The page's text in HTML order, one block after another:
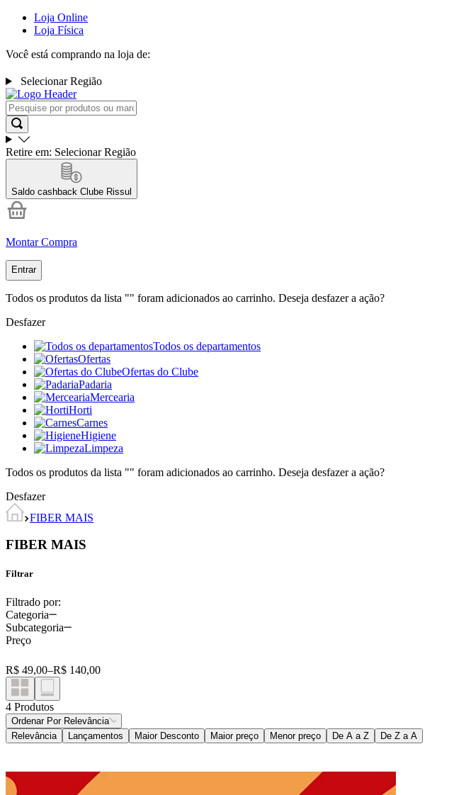
Loja Online
Loja Física
Você está comprando na loja de:
Selecionar Região
Retire em: Selecionar Região
Saldo cashback Clube Rissul
Montar Compra
Entrar
Todos os produtos da lista "" foram adicionados ao carrinho. Deseja desfazer a ação?
Desfazer
Todos os departamentos
Ofertas
Ofertas do Clube
Padaria
Mercearia
Horti
Carnes
Higiene
Limpeza
Todos os produtos da lista "" foram adicionados ao carrinho. Deseja desfazer a ação?
Desfazer
FIBER MAIS
FIBER MAIS
Filtrar
Filtrado por:
Categoria
Suplemento Alimentar
Subcategoria
Preço
R$ 49,00–R$ 140,00
4 Produtos
Ordenar Por Relevância
Relevância
Lançamentos Maior Desconto Maior preço Menor preço De A a Z De Z a A